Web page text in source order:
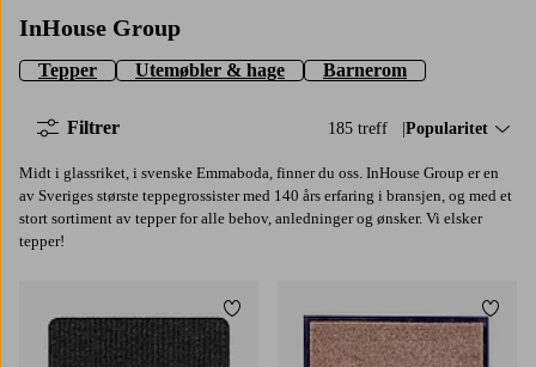
InHouse Group
Tepper Utemøbler & hage Barnerom
185 treff Sorter på:
Popularitet
Filtrer
Midt i glassriket, i svenske Emmaboda, finner du oss. InHouse Group er en
av Sveriges største teppegrossister med 140 års erfaring i bransjen, og med et
stort sortiment av tepper for alle behov, anledninger og ønsker. Vi elsker
tepper!
Legg til favoritter
50X80 60X90